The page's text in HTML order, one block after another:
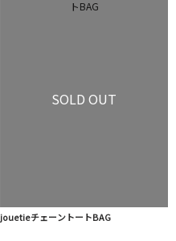
SOLD OUT
jouetieチェーントートBAG